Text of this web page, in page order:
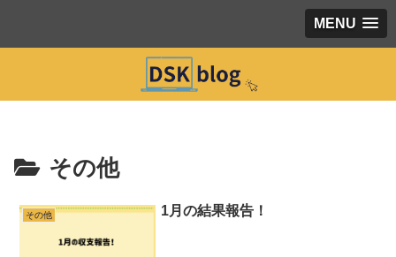
MENU
その他
その他 1月の結果報告！